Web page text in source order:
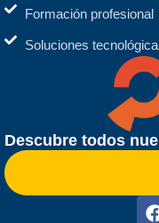
Formación profesional
Soluciones
Descubre todos